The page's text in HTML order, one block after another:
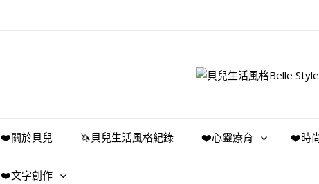
❤️關於貝兒 🦄️貝兒生活風格紀錄 ❤️心靈療育 ❤️時
❤️文字創作